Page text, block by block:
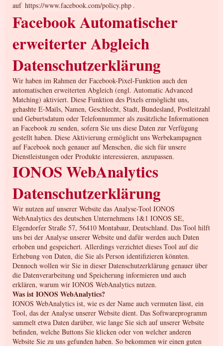
auf https://www.facebook.com/policy.php .
Facebook Automatischer
erweiterter Abgleich
Datenschutzerklärung
Wir haben im Rahmen der Facebook-Pixel-Funktion auch den
automatischen erweiterten Abgleich (engl. Automatic Advanced
Matching) aktiviert. Diese Funktion des Pixels ermöglicht uns,
gehashte E-Mails, Namen, Geschlecht, Stadt, Bundesland, Postleitzahl
und Geburtsdatum oder Telefonnummer als zusätzliche Informationen
an Facebook zu senden, sofern Sie uns diese Daten zur Verfügung
gestellt haben. Diese Aktivierung ermöglicht uns Werbekampagnen
auf Facebook noch genauer auf Menschen, die sich für unsere
Dienstleistungen oder Produkte interessieren, anzupassen.
IONOS WebAnalytics
Datenschutzerklärung
Wir nutzen auf unserer Website das Analyse-Tool IONOS
WebAnalytics des deutschen Unternehmens 1&1 IONOS SE,
Elgendorfer Straße 57, 56410 Montabaur, Deutschland. Das Tool hilft
uns bei der Analyse unserer Website und dafür werden auch Daten
erhoben und gespeichert. Allerdings verzichtet dieses Tool auf die
Erhebung von Daten, die Sie als Person identifizieren könnten.
Dennoch wollen wir Sie in dieser Datenschutzerklärung genauer über
die Datenverarbeitung und Speicherung informieren und auch
erklären, warum wir IONOS WebAnalytics nutzen.
Was ist IONOS WebAnalytics?
IONOS WebAnalytics ist, wie es der Name auch vermuten lässt, ein
Tool, das der Analyse unserer Website dient. Das Softwareprogramm
sammelt etwa Daten darüber, wie lange Sie sich auf unserer Website
befinden, welche Buttons Sie klicken oder von welcher anderen
Website Sie zu uns gefunden haben. So bekommen wir einen guten